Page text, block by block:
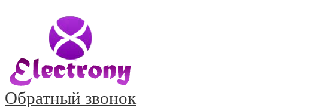
Обратный звонок